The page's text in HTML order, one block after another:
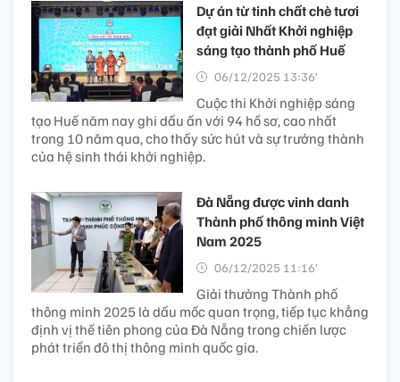
Dự án từ tinh chất chè tươi
đạt giải Nhất Khởi nghiệp
sáng tạo thành phố Huế
06/12/2025 13:36’
Cuộc thi Khởi nghiệp sáng
tạo Huế năm nay ghi dấu ấn với 94 hồ sơ, cao nhất
trong 10 năm qua, cho thấy sức hút và sự trưởng thành
của hệ sinh thái khởi nghiệp.
Đà Nẵng được vinh danh
Thành phố thông minh Việt
Nam 2025
06/12/2025 11:16’
Giải thưởng Thành phố
thông minh 2025 là dấu mốc quan trọng, tiếp tục khẳng
định vị thế tiên phong của Đà Nẵng trong chiến lược
phát triển đô thị thông minh quốc gia.